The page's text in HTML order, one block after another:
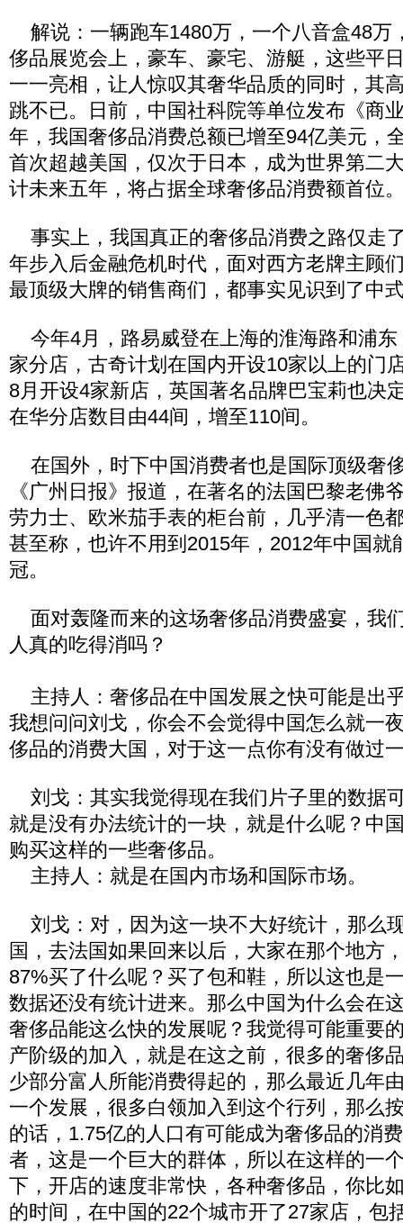
解说：一辆跑车1480万，一个八音盒48万
侈品展览会上，豪车、豪宅、游艇，这些平
一一亮相，让人惊叹其奢华品质的同时，其
跳不已。日前，中国社科院等单位发布《商
年，我国奢侈品消费总额已增至94亿美元，
首次超越美国，仅次于日本，成为世界第二
计未来五年，将占据全球奢侈品消费额首位
事实上，我国真正的奢侈品消费之路仅走
年步入后金融危机时代，面对西方老牌主顾
最顶级大牌的销售商们，都事实见识到了中
今年4月，路易威登在上海的淮海路和浦东
家分店，古奇计划在国内开设10家以上的门
8月开设4家新店，英国著名品牌巴宝莉也决
在华分店数目由44间，增至110间。
在国外，时下中国消费者也是国际顶级奢
《广州日报》报道，在著名的法国巴黎老佛
劳力士、欧米茄手表的柜台前，几乎清一色
甚至称，也许不用到2015年，2012年中国就
冠。
面对轰隆而来的这场奢侈品消费盛宴，我
人真的吃得消吗？
主持人：奢侈品在中国发展之快可能是出
我想问问刘戈，你会不会觉得中国怎么就一
侈品的消费大国，对于这一点你有没有做过
刘戈：其实我觉得现在我们片子里的数据
就是没有办法统计的一块，就是什么呢？中
购买这样的一些奢侈品。
主持人：就是在国内市场和国际市场。
刘戈：对，因为这一块不大好统计，那么
国，去法国如果回来以后，大家在那个地方
87%买了什么呢？买了包和鞋，所以这也是
数据还没有统计进来。那么中国为什么会在
奢侈品能这么快的发展呢？我觉得可能重要
产阶级的加入，就是在这之前，很多的奢侈
少部分富人所能消费得起的，那么最近几年
一个发展，很多白领加入到这个行列，那么
的话，1.75亿的人口有可能成为奢侈品的消
者，这是一个巨大的群体，所以在这样的一
下，开店的速度非常快，各种奢侈品，你比
的时间，在中国的22个城市开了27家店，包